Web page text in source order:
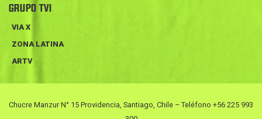
GRUPO TVI
VIA X
ZONA LATINA
ARTV
Chucre Manzur N° 15 Providencia, Santiago, Chile – Teléfono +56 225 993